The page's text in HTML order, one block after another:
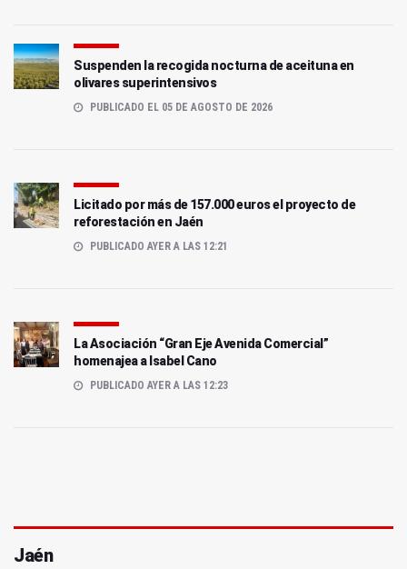
Suspenden la recogida nocturna de aceituna en
olivares superintensivos
PUBLICADO EL 05 DE AGOSTO DE 2026
Licitado por más de 157.000 euros el proyecto de
reforestación en Jaén
PUBLICADO AYER A LAS 12:21
La Asociación “Gran Eje Avenida Comercial”
homenajea a Isabel Cano
PUBLICADO AYER A LAS 12:23
Jaén